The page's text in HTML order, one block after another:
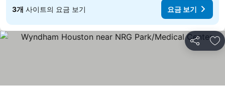
3개 사이트의 요금 보기 요금 보기
공유 즐